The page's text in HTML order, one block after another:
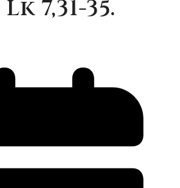
7,31-35.